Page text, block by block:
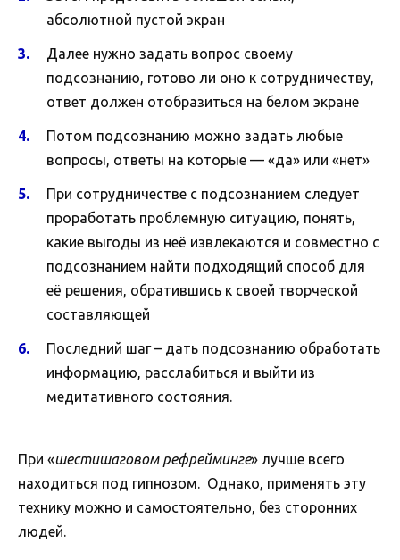
абсолютной пустой экран
Далее нужно задать вопрос своему
подсознанию, готово ли оно к сотрудничеству,
ответ должен отобразиться на белом экране
Потом подсознанию можно задать любые
вопросы, ответы на которые — «да» или «нет»
При сотрудничестве с подсознанием следует
проработать проблемную ситуацию, понять,
какие выгоды из неё извлекаются и совместно с
подсознанием найти подходящий способ для
её решения, обратившись к своей творческой
составляющей
Последний шаг – дать подсознанию обработать
информацию, расслабиться и выйти из
медитативного состояния.
При «шестишаговом рефрейминге» лучше всего
находиться под гипнозом. Однако, применять эту
технику можно и самостоятельно, без сторонних
людей.